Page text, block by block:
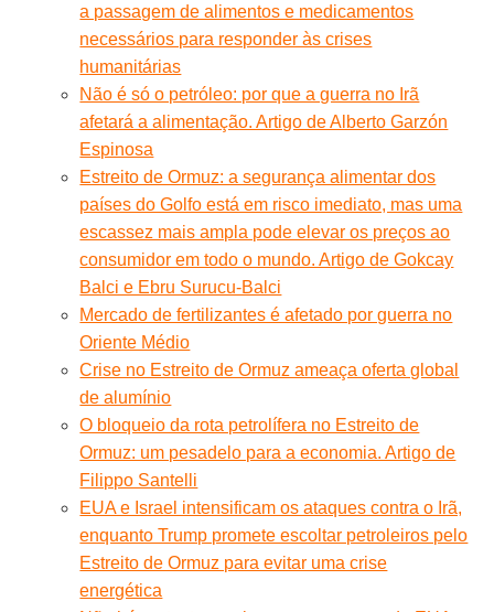
a passagem de alimentos e medicamentos
necessários para responder às crises
humanitárias
Não é só o petróleo: por que a guerra no Irã
afetará a alimentação. Artigo de Alberto Garzón
Espinosa
Estreito de Ormuz: a segurança alimentar dos
países do Golfo está em risco imediato, mas uma
escassez mais ampla pode elevar os preços ao
consumidor em todo o mundo. Artigo de Gokcay
Balci e Ebru Surucu-Balci
Mercado de fertilizantes é afetado por guerra no
Oriente Médio
Crise no Estreito de Ormuz ameaça oferta global
de alumínio
O bloqueio da rota petrolífera no Estreito de
Ormuz: um pesadelo para a economia. Artigo de
Filippo Santelli
EUA e Israel intensificam os ataques contra o Irã,
enquanto Trump promete escoltar petroleiros pelo
Estreito de Ormuz para evitar uma crise
energética